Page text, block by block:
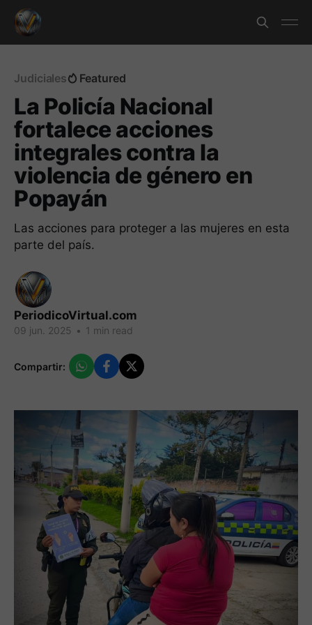
Judiciales Featured
La Policía Nacional
fortalece acciones
integrales contra la
violencia de género en
Popayán
Las acciones para proteger a las mujeres en esta
parte del país.
PeriodicoVirtual.com
09 jun. 2025 • 1 min read
Compartir: